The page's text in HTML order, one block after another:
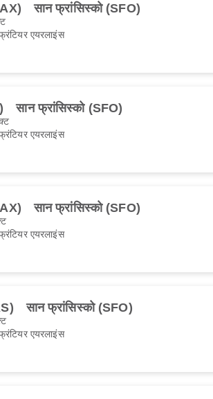
सान फ्रांसिस्को (SFO)
एयरलाइंस
सान फ्रांसिस्को (SFO)
एयरलाइंस
सान फ्रांसिस्को (SFO)
एयरलाइंस
सान फ्रांसिस्को (SFO)
एयरलाइंस